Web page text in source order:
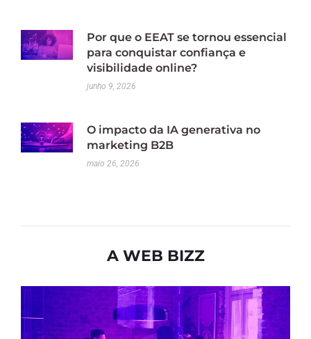
Por que o EEAT se tornou essencial
para conquistar confiança e
visibilidade online?
junho 9, 2026
O impacto da IA generativa no
marketing B2B
maio 26, 2026
A WEB BIZZ